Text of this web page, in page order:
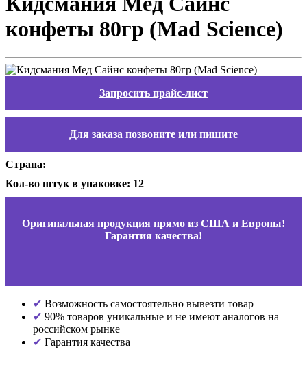
конфеты 80гр (Mad Science)
Запросить прайс-лист
Для заказа позвоните или пишите
Страна:
Кол-во штук в упаковке: 12
Оригинальная продукция прямо из США и Европы!
Гарантия качества!
Возможность самостоятельно вывезти товар
90% товаров уникальные и не имеют аналогов на
российском рынке
Гарантия качества